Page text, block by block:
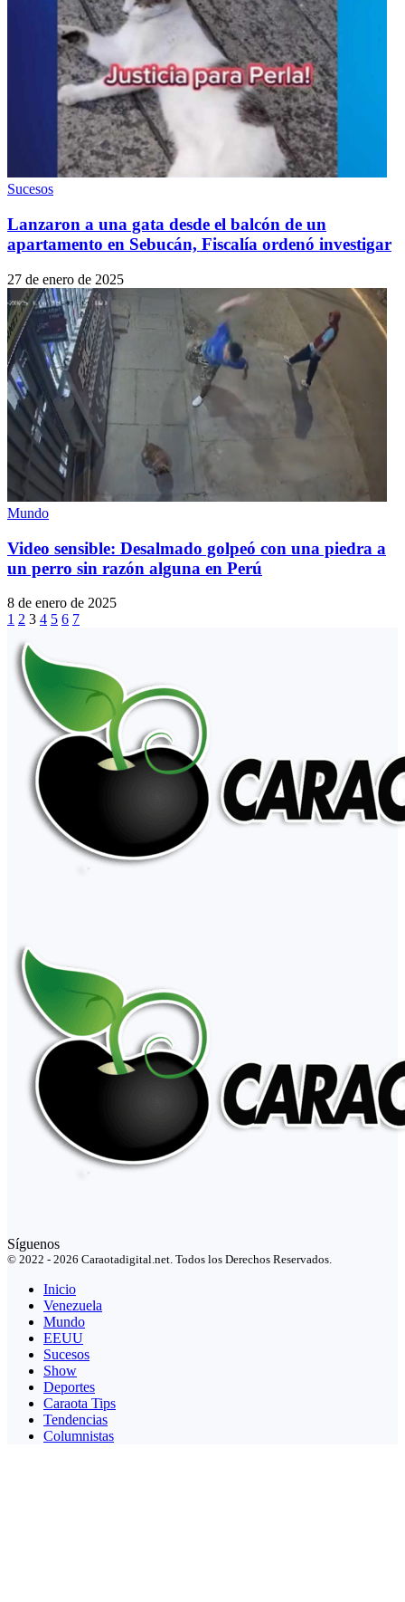
Sucesos
Lanzaron a una gata desde el balcón de un
apartamento en Sebucán, Fiscalía ordenó investigar
27 de enero de 2025
Mundo
Video sensible: Desalmado golpeó con una piedra a
un perro sin razón alguna en Perú
8 de enero de 2025
1 2 3 4 5 6 7
Síguenos
© 2022 - 2026 Caraotadigital.net. Todos los Derechos Reservados.
Inicio
Venezuela
Mundo
EEUU
Sucesos
Show
Deportes
Caraota Tips
Tendencias
Columnistas